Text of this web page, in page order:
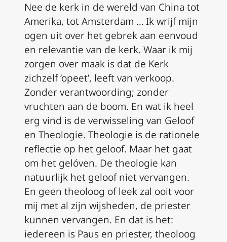
Nee de kerk in de wereld van China tot
Amerika, tot Amsterdam … Ik wrijf mijn
ogen uit over het gebrek aan eenvoud
en relevantie van de kerk. Waar ik mij
zorgen over maak is dat de Kerk
zichzelf ‘opeet’, leeft van verkoop.
Zonder verantwoording; zonder
vruchten aan de boom. En wat ik heel
erg vind is de verwisseling van Geloof
en Theologie. Theologie is de rationele
reflectie op het geloof. Maar het gaat
om het gelóven. De theologie kan
natuurlijk het geloof niet vervangen.
En geen theoloog of leek zal ooit voor
mij met al zijn wijsheden, de priester
kunnen vervangen. En dat is het:
iedereen is Paus en priester, theoloog